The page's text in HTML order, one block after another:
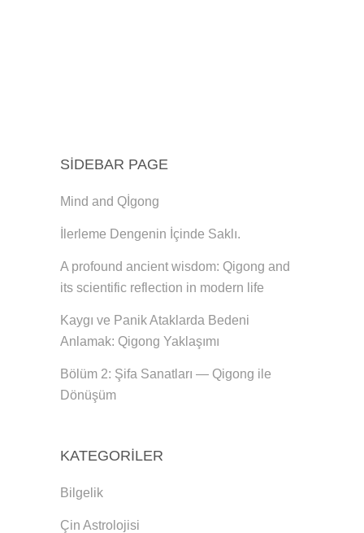
SIDEBAR PAGE
Mind and Qİgong
İlerleme Dengenin İçinde Saklı.
A profound ancient wisdom: Qigong and
its scientific reflection in modern life
Kaygı ve Panik Ataklarda Bedeni
Anlamak: Qigong Yaklaşımı
Bölüm 2: Şifa Sanatları — Qigong ile
Dönüşüm
KATEGORILER
Bilgelik
Çin Astrolojisi